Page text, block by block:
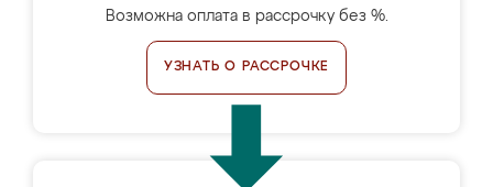
Возможна оплата в рассрочку без %.
УЗНАТЬ О РАССРОЧКЕ